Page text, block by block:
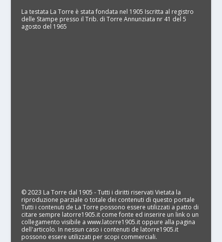
La testata La Torre è stata fondata nel 1905 Iscritta al registro
delle Stampe presso il Trib. di Torre Annunziata nr 41 del 5
agosto del 1965
© 2023 La Torre dal 1905 - Tutti i diritti riservati Vietata la
riproduzione parziale o totale dei contenuti di questo portale
Tutti i contenuti de La Torre possono essere utilizzati a patto di
citare sempre latorre1905.it come fonte ed inserire un link o un
collegamento visibile a www.latorre1905.it oppure alla pagina
dell'articolo. In nessun caso i contenuti de latorre1905.it
possono essere utilizzati per scopi commerciali.